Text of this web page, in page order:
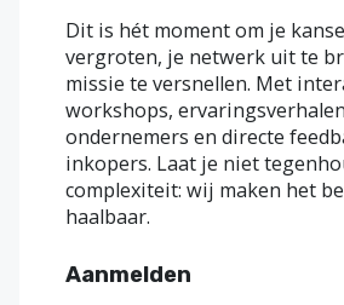
Dit is hét moment om je
vergroten, je netwerk uit te
missie te versnellen. Met
workshops,
ondernemers en directe
inkopers. Laat je niet
complexiteit: wij maken het
haalbaar.
Aanmelden